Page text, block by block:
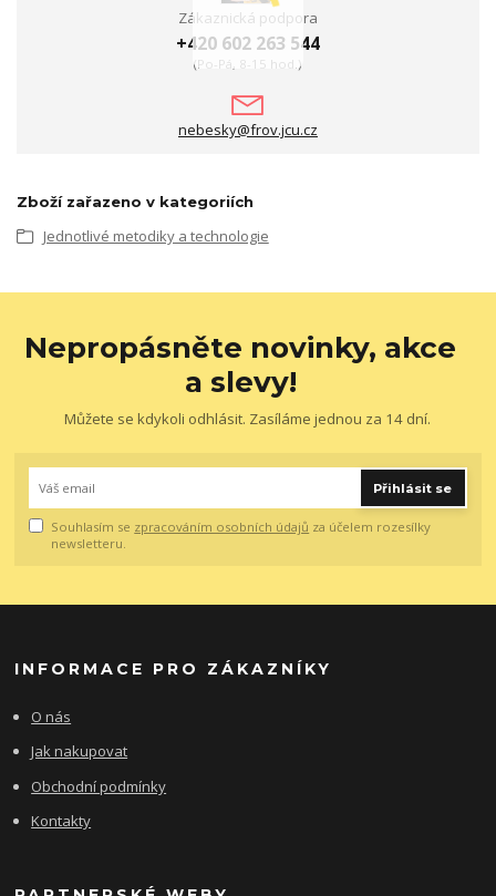
Zákaznická podpora
+420 602 263 544
(Po-Pá, 8-15 hod.)
nebesky@frov.jcu.cz
Zboží zařazeno v kategoriích
Jednotlivé metodiky a technologie
Nepropásněte novinky, akce
a slevy!
Můžete se kdykoli odhlásit. Zasíláme jednou za 14 dní.
Přihlásit se
Souhlasím se zpracováním osobních údajů za účelem rozesílky
newsletteru.
INFORMACE PRO ZÁKAZNÍKY
O nás
Jak nakupovat
Obchodní podmínky
Kontakty